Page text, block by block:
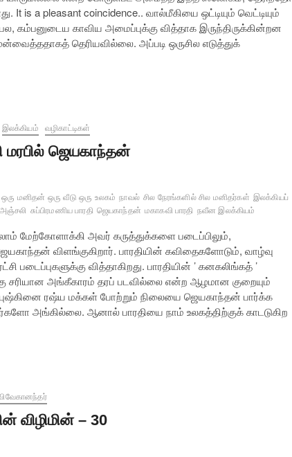
is a pleasant coincidence.. வால்மீகியை ஒட்டியும் வெட்டியும்
கம்பனுடைய காவிய அமைப்புக்கு வித்தாக இருந்திருக்கின்றன
தெரியவில்லை. அப்படி ஒருசில எடுத்துக்
இலக்கியம் வழிகாட்டிகள்
மரபில் ஜெயகாந்தன்
ஒரு மனிதன் ஒரு வீடு ஒரு உலகம் நாவல் சில நேரங்களில் சில மனிதர்கள் இலக்கியப்
அஞ்சலி சுப்பிரமணிய பாரதி ஜெயகாந்தன் மகாகவி பாரதி நவீன இலக்கியம்
மேற்கோளாக்கி அவர் கருத்துக்களை படைப்பிலும்,
விளங்குகிறார். பாரதியின் கவிதைகளோடும், வாழ்வு
படைப்புகளுக்கு வித்தாகிறது. பாரதியின் ’ கனகலிங்கத் ’
சரியான அங்கீகாரம் தரப் படவில்லை என்ற ஆழமான குறையும்
ரஷ்ய மக்கள் போற்றும் நிலையை ஜெயகாந்தன் பார்க்க
அங்கில்லை. ஆனால் பாரதியை நாம் உலகத்திற்குக் காடடுகிற
விழிமின் – 30